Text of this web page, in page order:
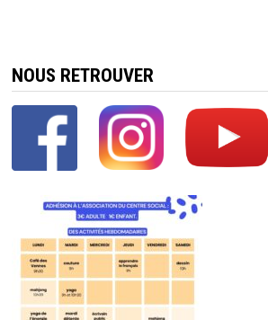
NOUS RETROUVER